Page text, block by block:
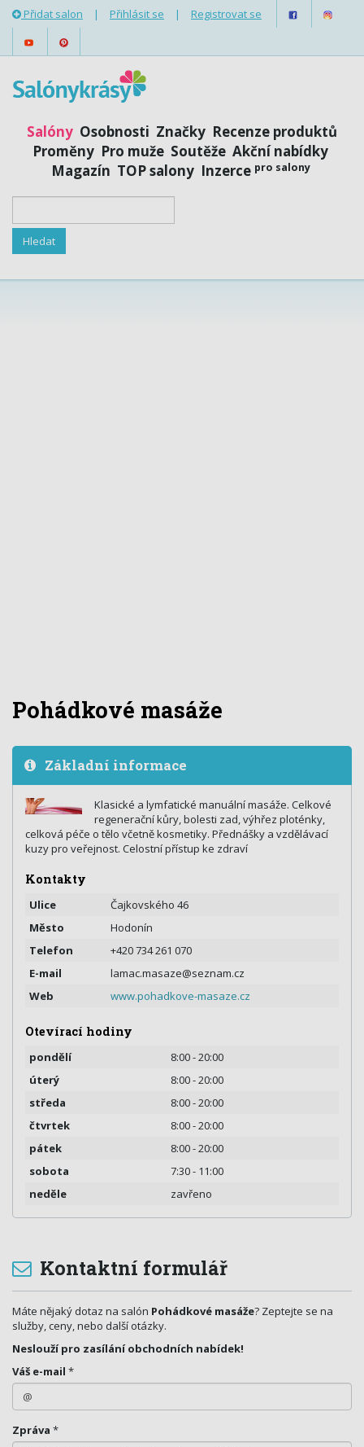
Přidat salon | Přihlásit se | Registrovat se
Salóny Osobnosti Značky Recenze produktů
Proměny Pro muže Soutěže Akční nabídky
Magazín TOP salony Inzerce pro salony
Pohádkové masáže
Základní informace
Klasické a lymfatické manuální masáže. Celkové
regenerační kůry, bolesti zad, výhřez ploténky,
celková péče o tělo včetně kosmetiky. Přednášky a vzdělávací
kuzy pro veřejnost. Celostní přístup ke zdraví
Kontakty
Ulice
Čajkovského 46
Město
Hodonín
Telefon
+420 734 261 070
E-mail
lamac.masaze@seznam.cz
Web
www.pohadkove-masaze.cz
Otevírací hodiny
pondělí
8:00 - 20:00
úterý
8:00 - 20:00
středa
8:00 - 20:00
čtvrtek
8:00 - 20:00
pátek
8:00 - 20:00
sobota
7:30 - 11:00
neděle
zavřeno
Kontaktní formulář
Máte nějaký dotaz na salón Pohádkové masáže? Zeptejte se na
služby, ceny, nebo další otázky.
Neslouží pro zasílání obchodních nabídek!
Váš e-mail *
Zpráva *